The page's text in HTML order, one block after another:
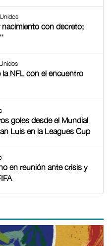
con decreto;
NFL con el encuentro
goles desde el Mundial
Luis en la Leagues Cup
en reunión ante crisis y